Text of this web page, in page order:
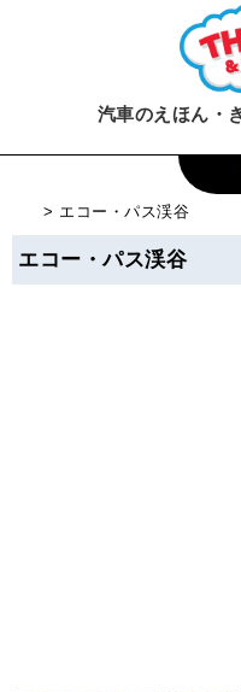
汽車のえほん・
> エコー・パス渓谷
エコー・パス渓谷